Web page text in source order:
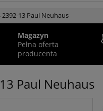
2392-13 Paul Neuhaus
Magazyn
Pełna oferta
producenta
Paul Neuhaus